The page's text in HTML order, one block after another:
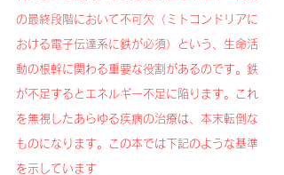
の最終段階において不可欠（ミトコンドリアに
おける電子伝達系に鉄が必須）という、生命活
動の根幹に関わる重要な役割があるのです。鉄
が不足するとエネルギー不足に陥ります。これ
を無視したあらゆる疾病の治療は、本末転倒な
ものになります。この本では下記のような基準
を示しています